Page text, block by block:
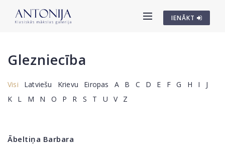
IENĀKT
Glezniecība
Visi Latviešu Krievu Eiropas A B C D E F G H I
J
K
L M N O P R S T U V Z
Ābeltiņa Barbara